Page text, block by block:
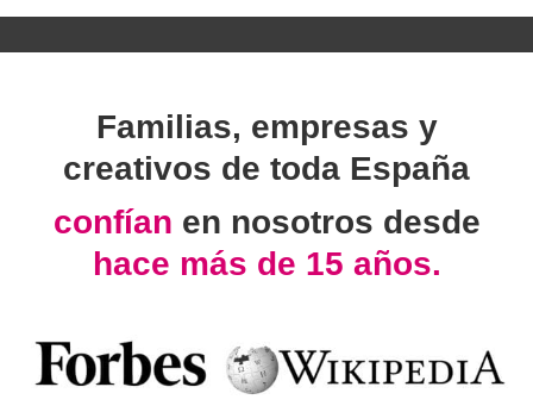
Familias, empresas y
creativos de toda España
confían en nosotros desde
hace más de 15 años.